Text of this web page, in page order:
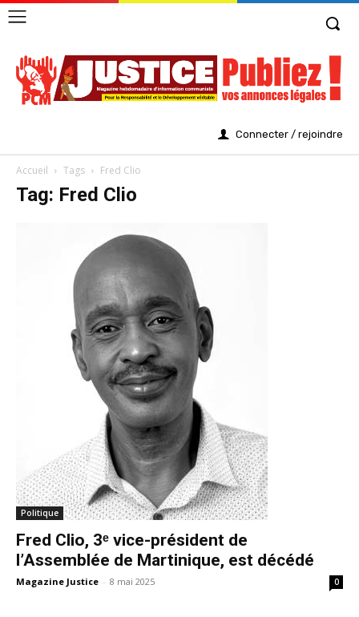
Connecter / rejoindre
Accueil Tags Fred Clio
Tag: Fred Clio
Politique
Fred Clio, 3ᵉ vice-président de
l’Assemblée de Martinique, est décédé
Magazine Justice - 8 mai 2025 0